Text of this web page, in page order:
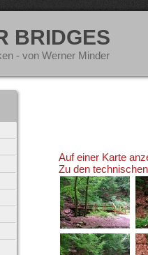
BRIDGES
- von Werner Minder
Auf einer Karte
Zu den